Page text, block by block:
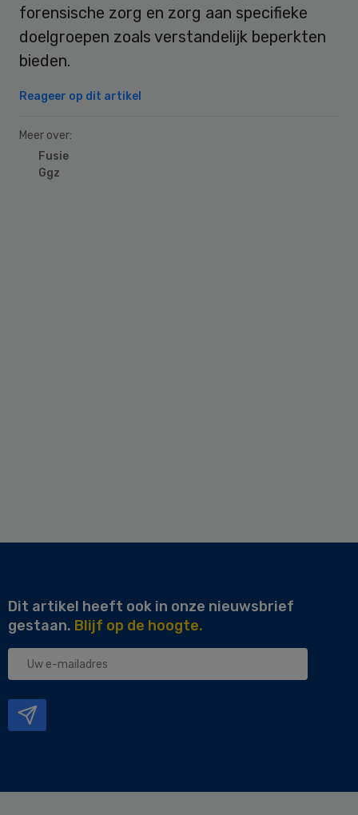
forensische zorg en zorg aan specifieke
doelgroepen zoals verstandelijk beperkten
bieden.
Reageer op dit artikel
Meer over:
Fusie
Ggz
Dit artikel heeft ook in onze nieuwsbrief
gestaan. Blijf op de hoogte.
Uw